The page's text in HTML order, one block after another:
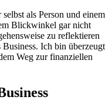
als Person und einem
Blickwinkel gar nicht
zu reflektieren
Business. Ich bin überzeugt
Weg zur finanziellen